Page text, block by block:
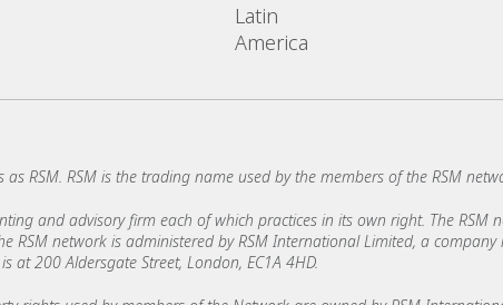
Latin
America
RSM. RSM is the trading name used by the members of the RSM
and advisory firm each of which practices in its own right. The RSM
RSM network is administered by RSM International Limited, a
at 200 Aldersgate Street, London, EC1A 4HD.